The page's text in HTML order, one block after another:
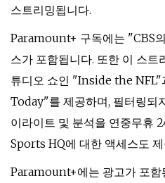
스트리밍됩니다.
Paramount+ 구독에는 "CBS
스가 포함됩니다. 또한 이 스
튜디오 쇼인 "Inside the
Today"를 제공하며, 필터링되
이라이트 및 분석을 연중무휴
Sports HQ에 대한 액세스도
Paramount+에는 광고가 포함